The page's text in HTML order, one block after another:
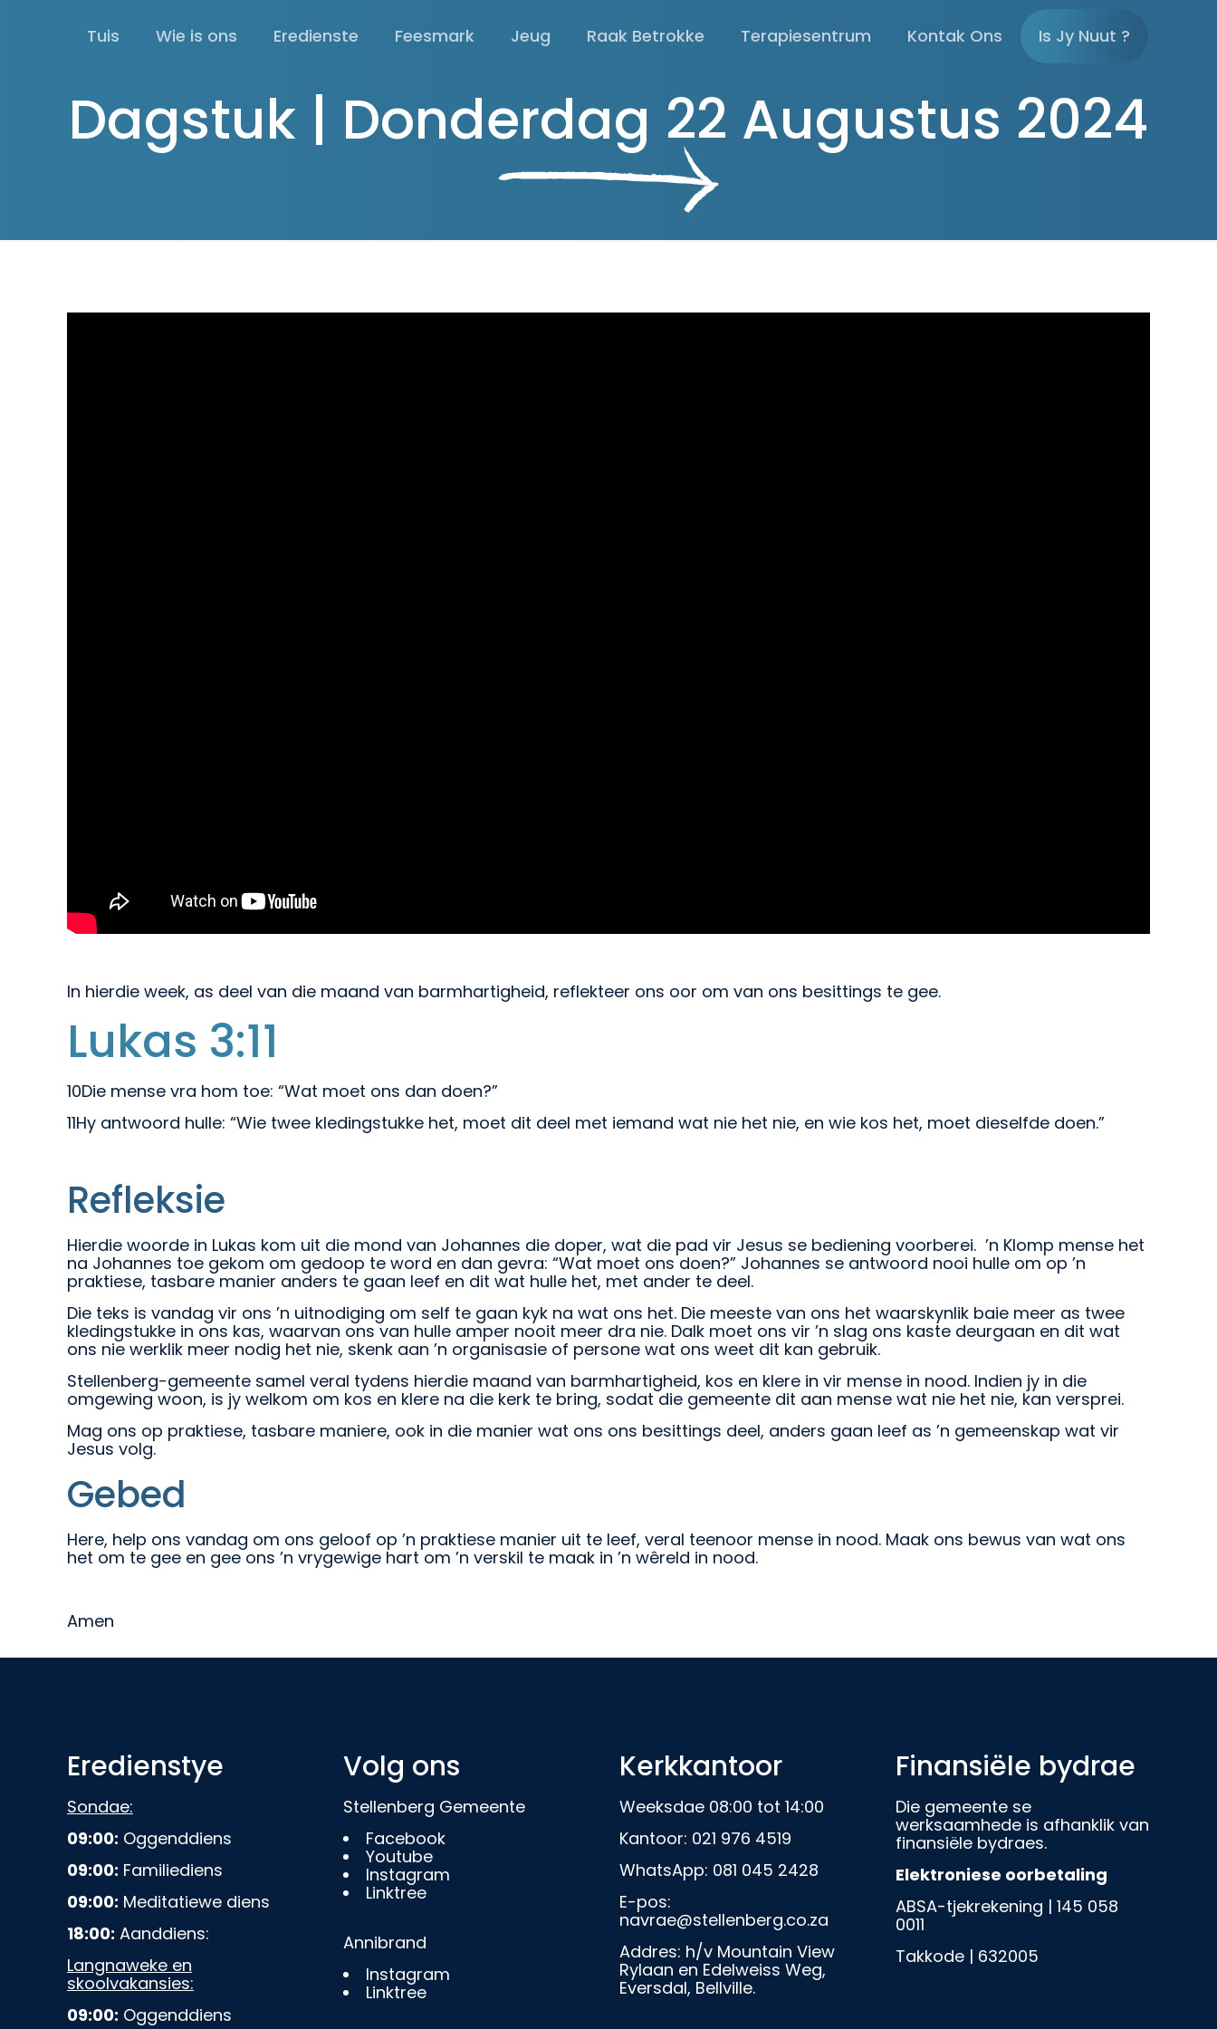
Tuis Wie is ons Eredienste Feesmark Jeug Raak Betrokke Terapiesentrum Kontak Ons Is Jy Nuut ?
Dagstuk | Donderdag 22 Augustus 2024
In hierdie week, as deel van die maand van barmhartigheid, reflekteer ons oor om van ons besittings te gee.
Lukas 3:11
10Die mense vra hom toe: “Wat moet ons dan doen?”
11Hy antwoord hulle: “Wie twee kledingstukke het, moet dit deel met iemand wat nie het nie, en wie kos het, moet dieselfde doen.”
Refleksie
Hierdie woorde in Lukas kom uit die mond van Johannes die doper, wat die pad vir Jesus se bediening voorberei. ’n Klomp mense het
na Johannes toe gekom om gedoop te word en dan gevra: “Wat moet ons doen?” Johannes se antwoord nooi hulle om op ’n
praktiese, tasbare manier anders te gaan leef en dit wat hulle het, met ander te deel.
Die teks is vandag vir ons ’n uitnodiging om self te gaan kyk na wat ons het. Die meeste van ons het waarskynlik baie meer as twee
kledingstukke in ons kas, waarvan ons van hulle amper nooit meer dra nie. Dalk moet ons vir ’n slag ons kaste deurgaan en dit wat
ons nie werklik meer nodig het nie, skenk aan ’n organisasie of persone wat ons weet dit kan gebruik.
Stellenberg-gemeente samel veral tydens hierdie maand van barmhartigheid, kos en klere in vir mense in nood. Indien jy in die
omgewing woon, is jy welkom om kos en klere na die kerk te bring, sodat die gemeente dit aan mense wat nie het nie, kan versprei.
Mag ons op praktiese, tasbare maniere, ook in die manier wat ons ons besittings deel, anders gaan leef as ’n gemeenskap wat vir
Jesus volg.
Gebed
Here, help ons vandag om ons geloof op ’n praktiese manier uit te leef, veral teenoor mense in nood. Maak ons bewus van wat ons
het om te gee en gee ons ’n vrygewige hart om ’n verskil te maak in ’n wêreld in nood.
Amen
Eredienstye
Sondae:
09:00: Oggenddiens
09:00: Familiediens
09:00: Meditatiewe diens
18:00: Aanddiens:
Langnaweke en
skoolvakansies:
09:00: Oggenddiens
Volg ons
Stellenberg Gemeente
Facebook
Youtube
Instagram
Linktree
Annibrand
Instagram
Linktree
Kerkkantoor
Weeksdae 08:00 tot 14:00
Kantoor: 021 976 4519
WhatsApp: 081 045 2428
E-pos:
navrae@stellenberg.co.za
Addres: h/v Mountain View
Rylaan en Edelweiss Weg,
Eversdal, Bellville.
Finansiële bydrae
Die gemeente se
werksaamhede is afhanklik van
finansiële bydraes.
Elektroniese oorbetaling
ABSA-tjekrekening | 145 058
0011
Takkode | 632005